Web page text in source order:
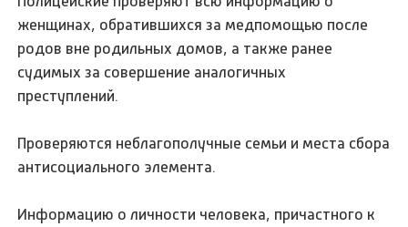
женщинах, обратившихся за медпомощью после
родов вне родильных домов, а также ранее
судимых за совершение аналогичных
преступлений.
Проверяются неблагополучные семьи и места сбора
антисоциального элемента.
Информацию о личности человека, причастного к